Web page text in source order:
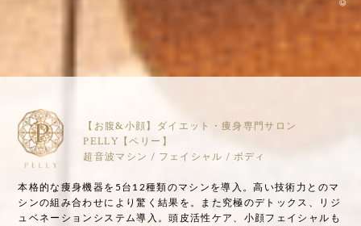
【お腹&小顔】ダイエット・痩身専門サロン
PELLY【ペリー】
超音波マシン / フェイシャル / ボディ
本格的な痩身機器を5台12種類のマシンを導入。高い技術力とのマ
シンの組み合わせにより驚く結果を。また究極のデトックス、リジ
ュベネーションシステム導入。頭皮活性ケア、小顔フェイシャルも